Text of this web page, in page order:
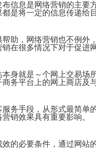
信息是网络营销的主
是将一定的信息传递
助，网络营销也不例
在很多情况下对于促进
身就是～个网上交易
务平台上的网上商店及
务手段，从形式最简单
销效果具有重要影响。
的必要条件，通过网